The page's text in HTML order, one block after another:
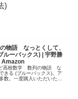
)
物語 なっとくして、
ルーバックス) | 宇野勝
Amazon
高校数学 数列の物語 な
きる (ブルーバックス)。ア
数。一度購入いただいた電